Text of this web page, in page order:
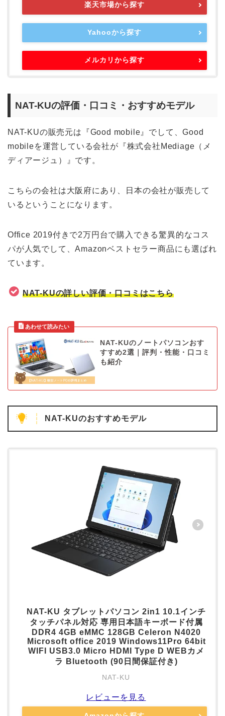
楽天市場から探す
Yahooから探す
メルカリから探す
NAT-KUの評価・口コミ・おすすめモデル
NAT-KUの販売元は『Good mobile』でして、Good
mobileを運営している会社が『株式会社Mediage（メ
ディアージュ）』です。
こちらの会社は大阪府にあり、日本の会社が販売して
いるということになります。
Office 2019付きで2万円台で購入できる驚異的なコス
パが人気でして、Amazonベストセラー商品にも選ばれ
ています。
NAT-KUの詳しい評価・口コミはこちら
NAT-KUのノートパソコンおす
すすめ2選｜評判・性能・口コミ
も紹介
NAT-KUのおすすめモデル
NAT-KU タブレットパソコン 2in1 10.1インチ
タッチパネル対応 専用日本語キーボード付属
DDR4 4GB eMMC 128GB Celeron N4020
Microsoft office 2019 Windows11Pro 64bit
WIFI USB3.0 Micro HDMI Type D WEBカメ
ラ Bluetooth (90日間保証付き)
NAT-KU
レビューを見る